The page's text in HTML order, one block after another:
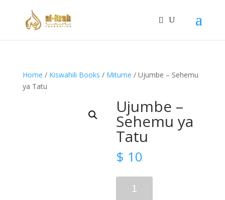
Home / Kiswahili Books / Mitume / Ujumbe – Sehemu
ya Tatu
Ujumbe –
Sehemu ya
Tatu
$ 10